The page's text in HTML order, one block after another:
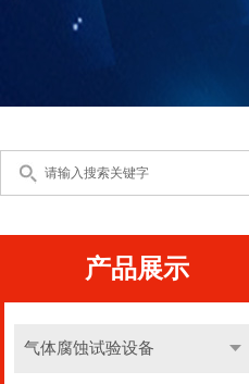
产品展示
气体腐蚀试验设备